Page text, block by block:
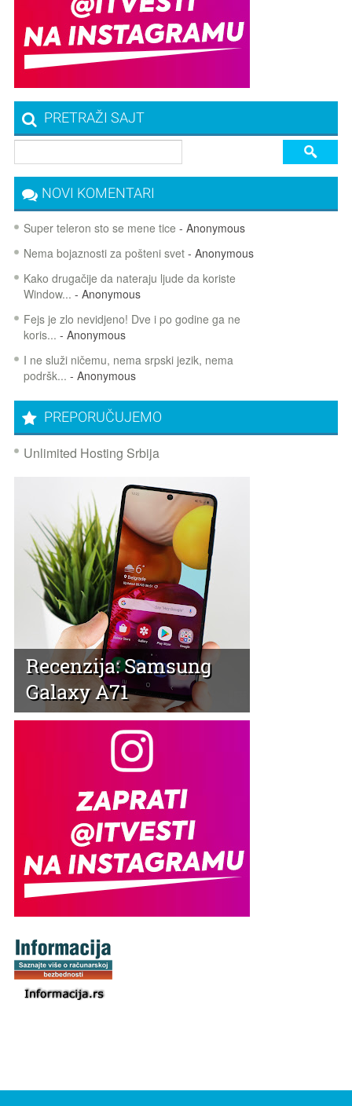
PRETRAŽI SAJT
NOVI KOMENTARI
Super teleron sto se mene tice - Anonymous
Nema bojaznosti za pošteni svet- Anonymous
Kako drugačije da nateraju ljude da koriste
Window... - Anonymous
Fejs je zlo nevidjeno! Dve i po godine ga ne
koris... - Anonymous
I ne služi ničemu, nema srpski jezik, nema
podršk... - Anonymous
PREPORUČUJEMO
Unlimited Hosting Srbija
Recenzija: Samsung
Galaxy A71